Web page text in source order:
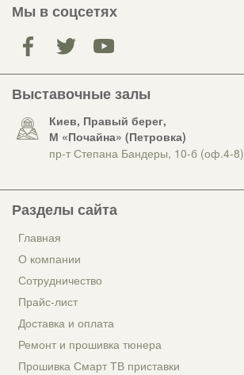
Мы в соцсетях
Выставочные залы
Киев, Правый берег,
М «Почайна» (Петровка)
пр-т Степана Бандеры, 10-б (оф.4-8)
Разделы сайта
Главная
О компании
Сотрудничество
Прайс-лист
Доставка и оплата
Ремонт и прошивка тюнера
Прошивка Смарт ТВ приставки